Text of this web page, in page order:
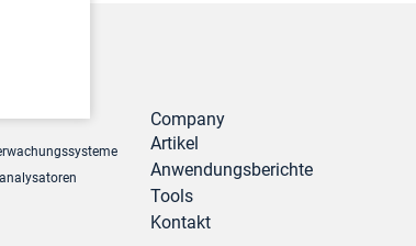
Company
Artikel
Anwendungsberichte
Tools
Kontakt